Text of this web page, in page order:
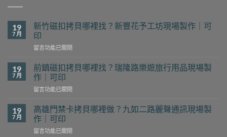
19
7 月
新竹磁扣拷貝哪裡找？新豐花予工坊現場製作｜可
印
在
竹
磁
扣
拷
哪
裡
找？
新
留言功能已關閉
19
7 月
前鎮磁扣拷貝哪裡找？瑞隆路樂遊旅行用品現場製
作｜可印
在
鎮
磁
扣
拷
留言功能已關閉
19
7 月
高雄門禁卡拷貝哪裡做？九如二路麗聲通訊現場製
作｜可印
在
留言功能已關閉